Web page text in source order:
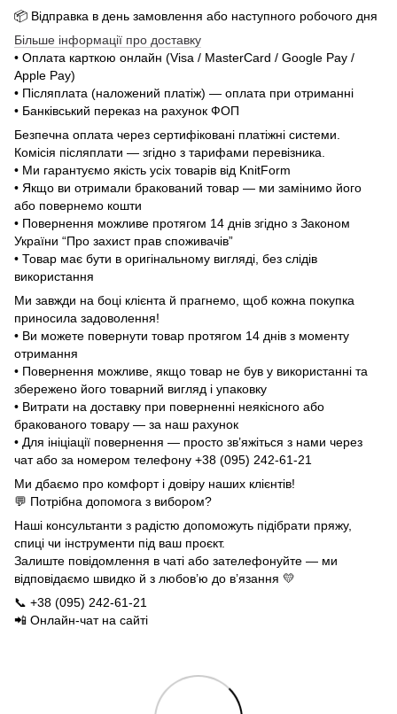
📦 Відправка в день замовлення або наступного робочого дня
Більше інформації про доставку
• Оплата карткою онлайн (Visa / MasterCard / Google Pay /
Apple Pay)
• Післяплата (наложений платіж) — оплата при отриманні
• Банківський переказ на рахунок ФОП
Безпечна оплата через сертифіковані платіжні системи.
Комісія післяплати — згідно з тарифами перевізника.
• Ми гарантуємо якість усіх товарів від KnitForm
• Якщо ви отримали бракований товар — ми замінимо його
або повернемо кошти
• Повернення можливе протягом 14 днів згідно з Законом
України “Про захист прав споживачів”
• Товар має бути в оригінальному вигляді, без слідів
використання
Ми завжди на боці клієнта й прагнемо, щоб кожна покупка
приносила задоволення!
• Ви можете повернути товар протягом 14 днів з моменту
отримання
• Повернення можливе, якщо товар не був у використанні та
збережено його товарний вигляд і упаковку
• Витрати на доставку при поверненні неякісного або
бракованого товару — за наш рахунок
• Для ініціації повернення — просто зв’яжіться з нами через
чат або за номером телефону +38 (095) 242-61-21
Ми дбаємо про комфорт і довіру наших клієнтів!
💬 Потрібна допомога з вибором?
Наші консультанти з радістю допоможуть підібрати пряжу,
спиці чи інструменти під ваш проєкт.
Залиште повідомлення в чаті або зателефонуйте — ми
відповідаємо швидко й з любов’ю до в’язання 💛
📞 +38 (095) 242-61-21
📲 Онлайн-чат на сайті